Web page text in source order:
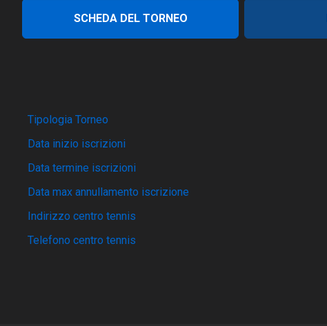
SCHEDA DEL TORNEO
Tipologia Torneo
Data inizio iscrizioni
Data termine iscrizioni
Data max annullamento iscrizione
Indirizzo centro tennis
Telefono centro tennis